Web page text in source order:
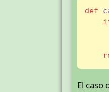
def
El caso